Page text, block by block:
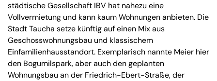
städtische Gesellschaft IBV hat nahezu eine
Vollvermietung und kann kaum Wohnungen anbieten. Die
Stadt Taucha setze künftig auf einen Mix aus
Geschosswohnungsbau und klassischem
Einfamilienhausstandort. Exemplarisch nannte Meier hier
den Bogumilspark, aber auch den geplanten
Wohnungsbau an der Friedrich-Ebert-Straße, der